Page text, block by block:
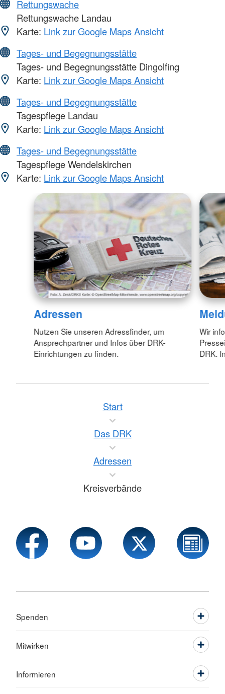
Rettungswache
Rettungswache Landau
Karte: Link zur Google Maps Ansicht
Tages- und Begegnungsstätte
Tages- und Begegnungsstätte Dingolfing
Karte: Link zur Google Maps Ansicht
Tages- und Begegnungsstätte
Tagespflege Landau
Karte: Link zur Google Maps Ansicht
Tages- und Begegnungsstätte
Tagespflege Wendelskirchen
Karte: Link zur Google Maps Ansicht
Adressen
Nutzen Sie unseren Adressfinder, um
Ansprechpartner und Infos über DRK-
Einrichtungen zu finden.
Wir
DRK.
Start
Das DRK
Adressen
Kreisverbände
Spenden
Mitwirken
Informieren